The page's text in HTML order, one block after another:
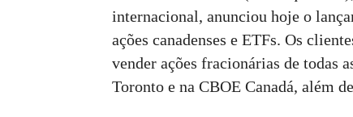
internacional, anunciou hoje o
ações canadenses e ETFs. Os
vender ações fracionárias de todas
Toronto e na CBOE Canadá, além